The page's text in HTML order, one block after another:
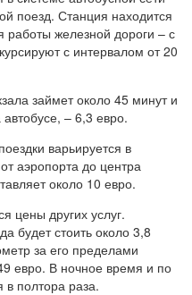
поезд. Станция находится
железной дороги – с
с интервалом от 20
займет около 45 минут и
автобусе, – 6,3 евро.
варьируется в
аэропорта до центра
около 10 евро.
цены других услуг.
будет стоить около 3,8
за его пределами
евро. В ночное время и по
полтора раза.